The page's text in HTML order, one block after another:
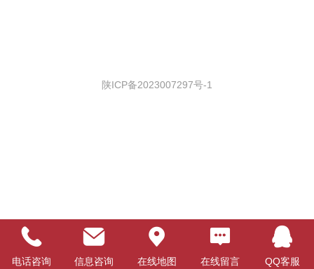
陕ICP备2023007297号-1
电话咨询 信息咨询 在线地图 在线留言 QQ客服